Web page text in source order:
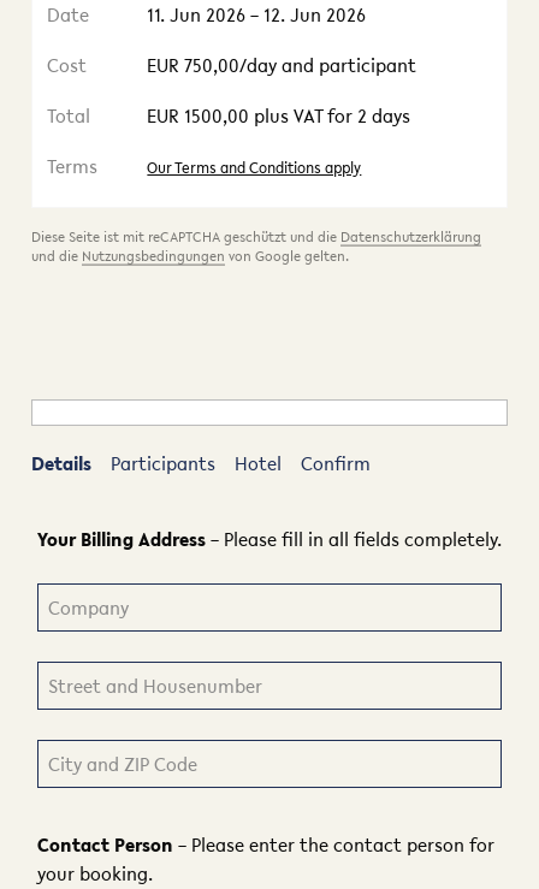
Date
11. Jun 2026 – 12. Jun 2026
Cost
EUR 750,00/day and participant
Total
EUR 1500,00 plus VAT for 2 days
Terms
Our Terms and Conditions apply
Diese Seite ist mit reCAPTCHA geschützt und die Datenschutzerklärung
und die Nutzungsbedingungen von Google gelten.
Details Participants Hotel Confirm
Your Billing Address– Please fill in all fields completely.
Contact Person – Please enter the contact person for
your booking.